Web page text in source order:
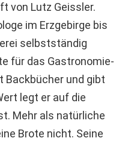
von Lutz Geissler.
im Erzgebirge bis
selbstständig
für das Gastronomie-
Backbücher und gibt
legt er auf die
Mehr als natürliche
Brote nicht. Seine